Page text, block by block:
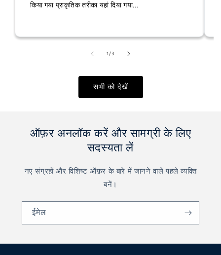
किया गया प्राकृतिक तरीका यहां दिया गया...
1/का3
सभी को देखें
ऑफ़र अनलॉक करें और सामग्री के लिए
सदस्यता लें
नए संग्रहों और विशिष्ट ऑफ़र के बारे में जानने वाले पहले व्यक्ति
बनें।
ईमेल